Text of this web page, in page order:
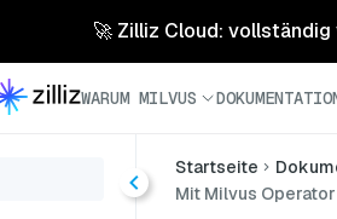
🚀 Zilliz Cloud: vollständig
WARUM MILVUS
Startseite
Mit Milvus Operator